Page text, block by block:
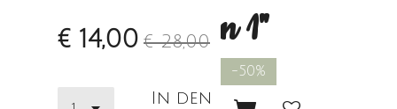
n 1"
-50%
€ 14,00 € 28,00
In den